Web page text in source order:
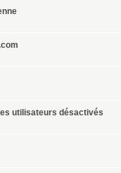
utilisateurs désactivés